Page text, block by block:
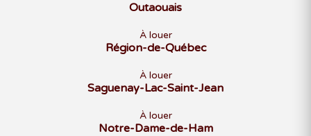
Outaouais
À louer
Région-de-Québec
À louer
Saguenay-Lac-Saint-Jean
À louer
Notre-Dame-de-Ham